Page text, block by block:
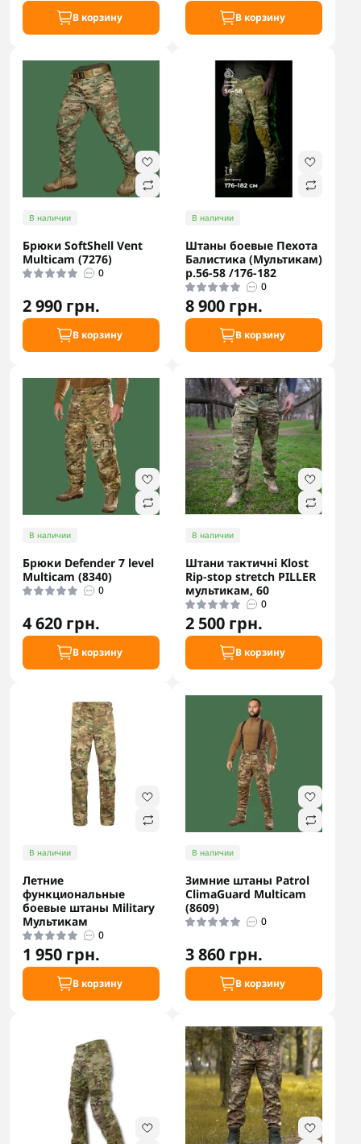
В корзину В корзину
В наличии
Брюки SoftShell Vent
Multicam (7276)
0
2 990 грн.
В корзину
В наличии
Штаны боевые Пехота
Балистика (Мультикам)
р.56-58 /176-182
0
8 900 грн.
В корзину
В наличии
Брюки Defender 7 level
Multicam (8340)
0
4 620 грн.
В корзину
В наличии
Штани тактичні Klost
Rip-stop stretch PILLER
мультикам, 60
0
2 500 грн.
В корзину
В наличии
Летние
функциональные
боевые штаны Military
Мультикам
0
1 950 грн.
В корзину
В наличии
Зимние штаны Patrol
ClimaGuard Multicam
(8609)
0
3 860 грн.
В корзину